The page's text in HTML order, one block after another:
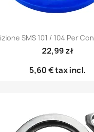
SMS 101 / 104 Per
22,99 zł
5,60 €tax incl.